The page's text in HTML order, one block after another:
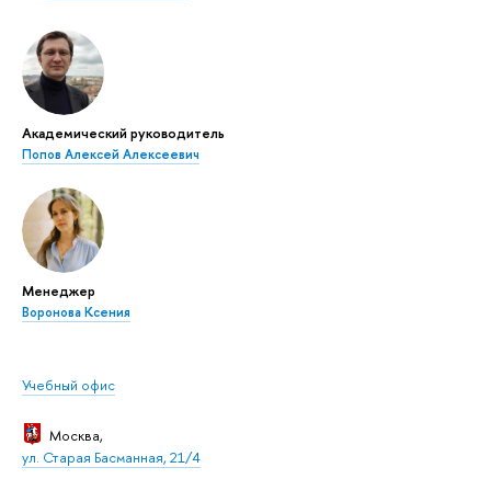
Академический руководитель
Попов Алексей Алексеевич
Менеджер
Воронова Ксения
Учебный офис
Москва,
ул. Старая Басманная, 21/4